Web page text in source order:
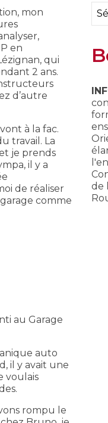
mon
en
qui
2 ans.
d’autre
à la fac.
travail. La
je prends
il y a
de réaliser
comme
au Garage
auto
il y avait une
voulais
rompu le
de